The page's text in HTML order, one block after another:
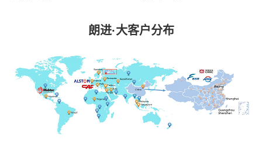
朗进·大客户分布